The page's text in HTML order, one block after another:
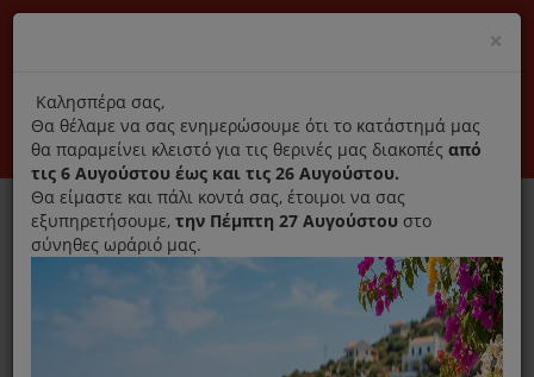
Αποκλειστικά γνήσια ανταλλακτικά
Σύνδεση Εγγραφή Εταιρεία Επικοινωνία
0
×
title
Καλησπέρα σας,
Θα θέλαμε να σας ενημερώσουμε ότι το κατάστημά μας
θα παραμείνει κλειστό για τις θερινές μας διακοπές από
τις 6 Αυγούστου έως και τις 26 Αυγούστου.
Θα είμαστε και πάλι κοντά σας, έτοιμοι να σας
εξυπηρετήσουμε, την Πέμπτη 27 Αυγούστου στο
σύνηθες ωράριό μας.